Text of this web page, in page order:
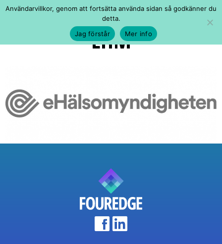
EHM
Användarvillkor, genom att fortsätta använda sidan så godkänner du
detta.
Jag förstår
Mer info